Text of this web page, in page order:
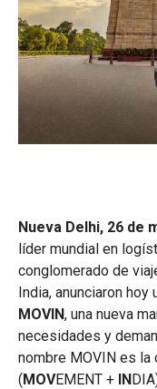
Nueva Delhi, 26 de
líder mundial en
conglomerado de
India, anunciaron
MOVIN, una nueva
necesidades y
nombre MOVIN es la
(MOVEMENT + IN